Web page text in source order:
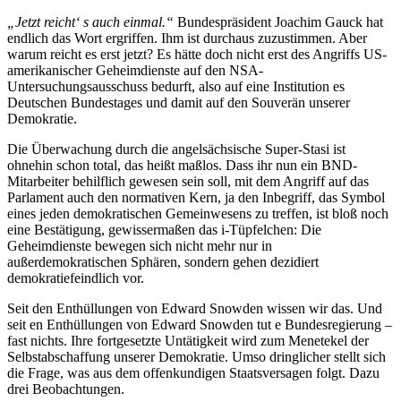
„Jetzt reicht‘ s auch einmal.“ Bundespräsident Joachim Gauck hat
endlich das Wort ergriffen. Ihm ist durchaus zuzustimmen. Aber
warum reicht es erst jetzt? Es hätte doch nicht erst des Angriffs US-
amerikanischer Geheimdienste auf den NSA-
Untersuchungsausschuss bedurft, also auf eine Institution es
Deutschen Bundestages und damit auf den Souverän unserer
Demokratie.
Die Überwachung durch die angelsächsische Super-Stasi ist
ohnehin schon total, das heißt maßlos. Dass ihr nun ein BND-
Mitarbeiter behilflich gewesen sein soll, mit dem Angriff auf das
Parlament auch den normativen Kern, ja den Inbegriff, das Symbol
eines jeden demokratischen Gemeinwesens zu treffen, ist bloß noch
eine Bestätigung, gewissermaßen das i-Tüpfelchen: Die
Geheimdienste bewegen sich nicht mehr nur in
außerdemokratischen Sphären, sondern gehen dezidiert
demokratiefeindlich vor.
Seit den Enthüllungen von Edward Snowden wissen wir das. Und
seit en Enthüllungen von Edward Snowden tut e Bundesregierung –
fast nichts. Ihre fortgesetzte Untätigkeit wird zum Menetekel der
Selbstabschaffung unserer Demokratie. Umso dringlicher stellt sich
die Frage, was aus dem offenkundigen Staatsversagen folgt. Dazu
drei Beobachtungen.